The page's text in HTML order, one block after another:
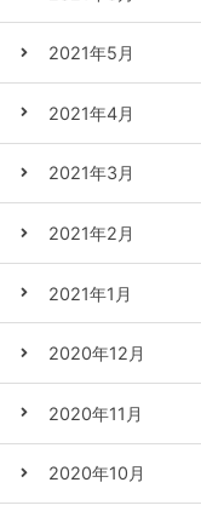
2021年5月
2021年4月
2021年3月
2021年2月
2021年1月
2020年12月
2020年11月
2020年10月